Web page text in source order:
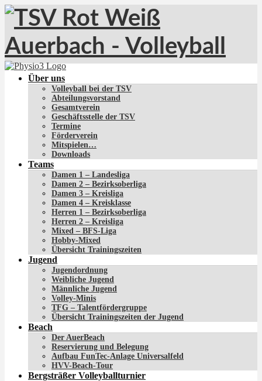
Über uns
Volleyball bei der TSV
Abteilungsvorstand
Gesamtverein
Geschäftsstelle der TSV
Termine
Förderverein
Mitspielen…
Downloads
Teams
Damen 1 – Landesliga
Damen 2 – Bezirksoberliga
Damen 3 – Kreisliga
Damen 4 – Kreisklasse
Herren 1 – Bezirksoberliga
Herren 2 – Kreisliga
Mixed – BFS-Liga
Hobby-Mixed
Übersicht Trainingszeiten
Jugend
Jugendordnung
Weibliche Jugend
Männliche Jugend
Volley-Minis
TFG – Talentfördergruppe
Übersicht Trainingszeiten der Jugend
Beach
Der AuerBeach
Reservierung und Belegung
Aufbau FunTec-Anlage Universalfeld
HVV-Beach-Tour
Bergsträßer Volleyballturnier